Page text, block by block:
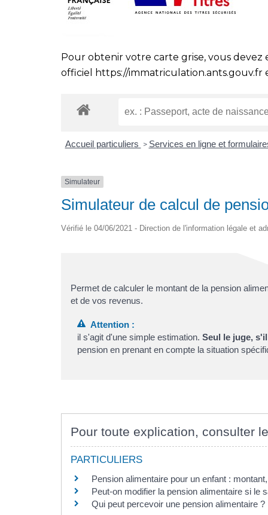
Pour obtenir votre carte grise, vous
officiel
https://immatriculation.ants.gouv.fr
Accueil particuliers > Services en ligne et
Simulateur
Simulateur de calcul de
Vérifié le 04/06/2021 - Direction de l'information légale et
Permet de calculer le montant de la pension
et de vos revenus.
Attention :
il s'agit d'une simple estimation.Seul le juge,
pension en prenant en compte la situation
Pour toute explication, consulter
PARTICULIERS
Pension alimentaire pour un enfant :
Peut-on modifier la pension alimentaire si le
Qui peut percevoir une pension alimentaire ?